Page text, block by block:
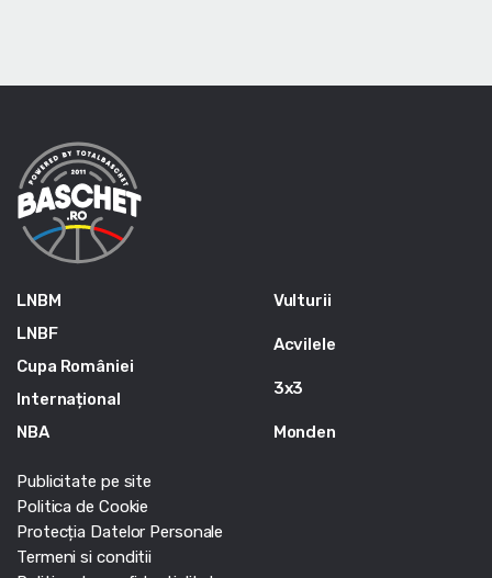
LNBM
LNBF
Cupa României
Internațional
NBA
Vulturii
Acvilele
3x3
Monden
Publicitate pe site
Politica de Cookie
Protecția Datelor Personale
Termeni si conditii